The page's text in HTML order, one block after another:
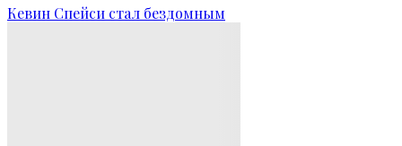
Кевин Спейси стал бездомным